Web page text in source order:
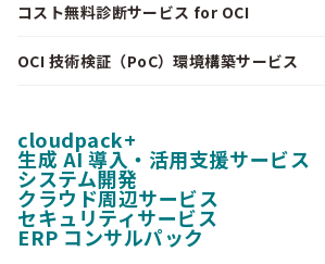
コスト無料診断サービス for OCI
OCI 技術検証（PoC）環境構築サービス
cloudpack+
生成 AI 導入・活用支援サービス
システム開発
クラウド周辺サービス
セキュリティサービス
ERP コンサルパック